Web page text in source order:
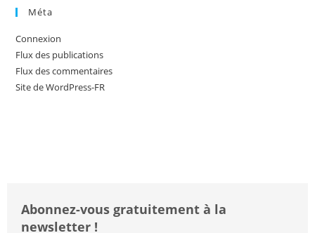
Méta
Connexion
Flux des publications
Flux des commentaires
Site de WordPress-FR
Abonnez-vous gratuitement à la
newsletter !